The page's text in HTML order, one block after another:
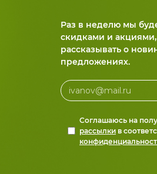
Раз в неделю мы
скидками и акциями,
рассказывать о
предложениях.
Соглашаюсь на
рассылки в